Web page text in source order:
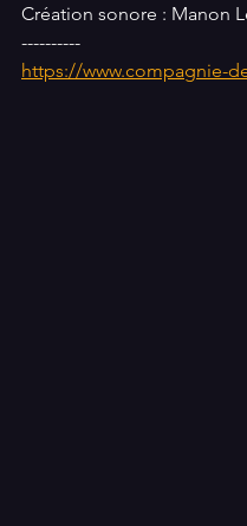
Création sonore : Manon
----------
https://www.compagnie-